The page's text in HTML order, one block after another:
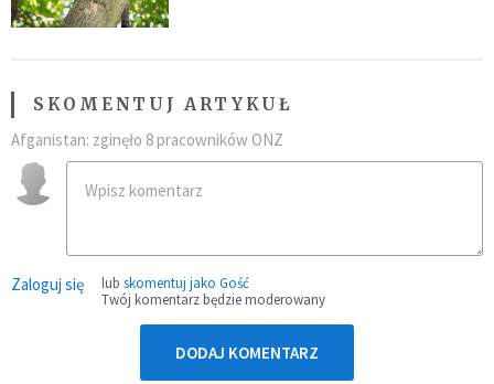
SKOMENTUJ ARTYKUŁ
Afganistan: zginęło 8 pracowników ONZ
Zaloguj się lub skomentuj jako Gość
Twój komentarz będzie moderowany
DODAJ KOMENTARZ